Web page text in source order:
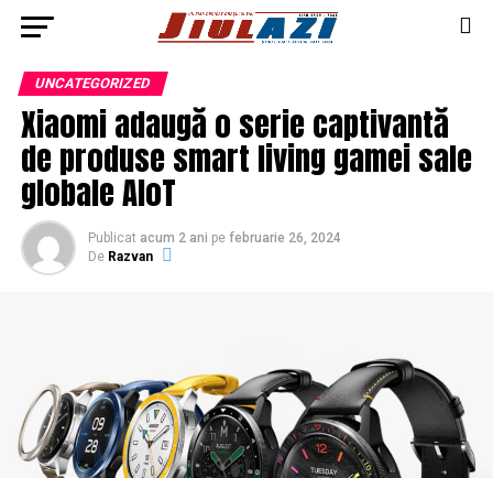
UNCATEGORIZED
Xiaomi adaugă o serie captivantă
de produse smart living gamei sale
globale AIoT
Publicat acum 2 ani pe februarie 26, 2024
De Razvan